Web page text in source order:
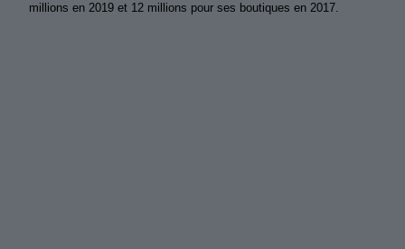
millions en 2019 et 12 millions pour ses boutiques en 2017.